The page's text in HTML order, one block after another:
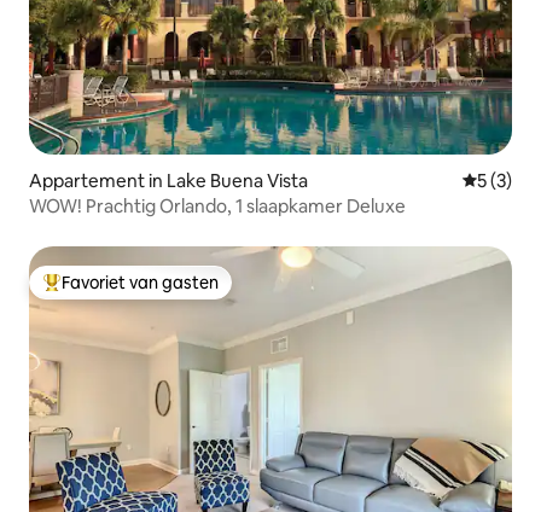
Appartement in Lake Buena Vista
5 (3)
WOW! Prachtig Orlando, 1 slaapkamer Deluxe
Topfavoriet van gasten
Favoriet van gasten